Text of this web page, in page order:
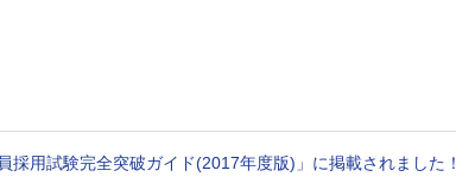
員採用試験完全突破ガイド(2017年度版)」に掲載されました！